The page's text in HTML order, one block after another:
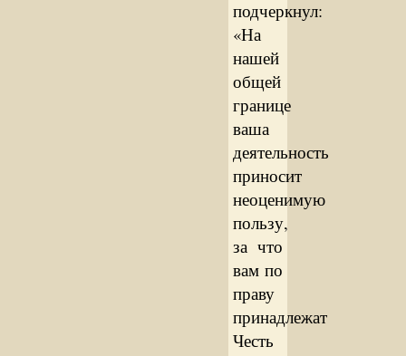
подчеркнул:
«На
нашей
общей
границе
ваша
деятельность
приносит
неоценимую
пользу,
за что
вам по
праву
принадлежат
Честь